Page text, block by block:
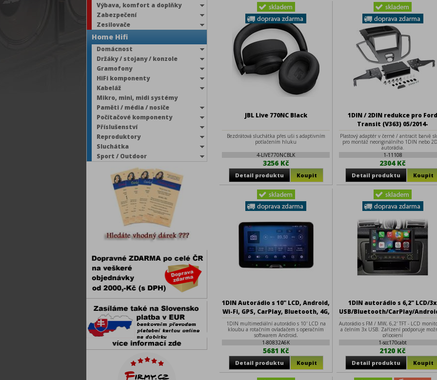
Výbava, komfort a doplňky
Zabezpečení
Zesilovače
Home Hifi
Domácnost
Držáky / stojany / konzole
Gramofony
HiFi komponenty
Kabeláž
Mikro, mini, midi systémy
Paměti / média / nosiče
Počítačové komponenty
Příslušenství
Reproduktory
Sluchátka
Sport / Outdoor
JBL Live 770NC Black
Bezdrátová sluchátka přes uši s adaptivním
potlačením hluku
4-LIVE770NCBLK
3256 Kč
1DIN / 2DIN redukce pro Ford
Transit (V363) 05/2014-
Plastový adaptér v černé / antracit barvě
pro montáž neoriginálního 1DIN nebo
autorádia.
1-11108
2304 Kč
1DIN Autorádio s 10" LCD, Android,
Wi-Fi, GPS, CarPlay, Bluetooth, 4G,
2x USB
1DIN multimediální autorádio s 10' LCD na
kloubu a rotačním ovladačem s operačním
softwarem Android,
1-80832A6K
5681 Kč
1DIN autorádio s 6,2" LCD/3x
USB/Bluetooth/CarPlay/
Autorádio s FM / MW, 6,2' TFT - LCD
a čelním 3x USB. Zařízení podporuje
připojení
1-scc170cabt
2120 Kč